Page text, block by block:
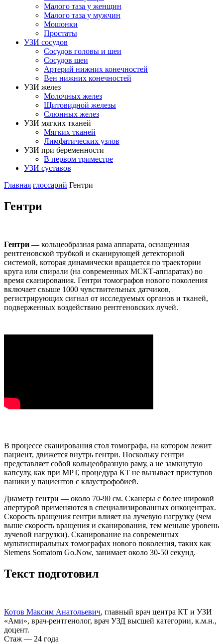
Малого таза у женщин
Малого таза у мужчин
Мошонки
Простаты
УЗИ сосудов
Сосудов головы и шеи
Сосудов шеи
Артерий нижних конечностей
Вен нижних конечностей
УЗИ желез
Молочных желез
Щитовидной железы
Слюнных желез
УЗИ мягких тканей
Мягких тканей
Лимфатических узлов
УЗИ при беременности
В первом триместре
УЗИ суставов
Главная глоссарий Гентри
Гентри
Гентри —кольцеобразная рама аппарата, оснащенная
рентгеновской трубкой и сканирующей детекторной
системой, которая динамически вращается по траектории
круга или спирали (на современных МСКТ-аппаратах) во
время сканирования. Гентри томографов нового поколения
включает свыше 1000 чувствительных датчиков,
регистрирующих сигнал от исследуемых органов и тканей,
подверженных воздействию рентгеновских лучей.
В процессе сканирования стол томографа, на котором лежит
пациент, движется внутрь гентри. Поскольку гентри
представляет собой кольцеобразную раму, а не замкнутую
капсулу, как при МРТ, процедура КТ не вызывает приступов
паники у пациентов с клаустрофобией.
Диаметр гентри — около 70-90 см. Сканеры с более широкой
апертурой применяются в специализированных онкоцентрах.
Скорость вращения гентри влияет на лучевую нагрузку (чем
выше скорость вращения и сканирования, тем меньше уровень
лучевой нагрузки). Сканирование на современных
мультиспиральных томографах нового поколения, таких как
Siemens Somatom Go.Now, занимает около 30-50 секунд.
Текст подготовил
Котов Максим Анатольевич, главный врач центра КТ и УЗИ
«Ами», врач-рентгенолог, врач УЗД высшей категории, к.м.н.,
доцент.
Стаж — 24 года